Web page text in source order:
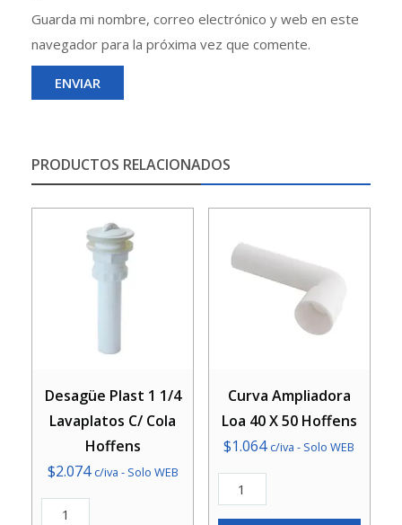
Guarda mi nombre, correo electrónico y web en este
navegador para la próxima vez que comente.
PRODUCTOS RELACIONADOS
Desagüe Plast 1 1/4
Lavaplatos C/ Cola
Hoffens
$2.074 c/iva - Solo WEB
Desagüe
Curva Ampliadora
Loa 40 X 50 Hoffens
$1.064 c/iva - Solo WEB
Curva
Ampliadora